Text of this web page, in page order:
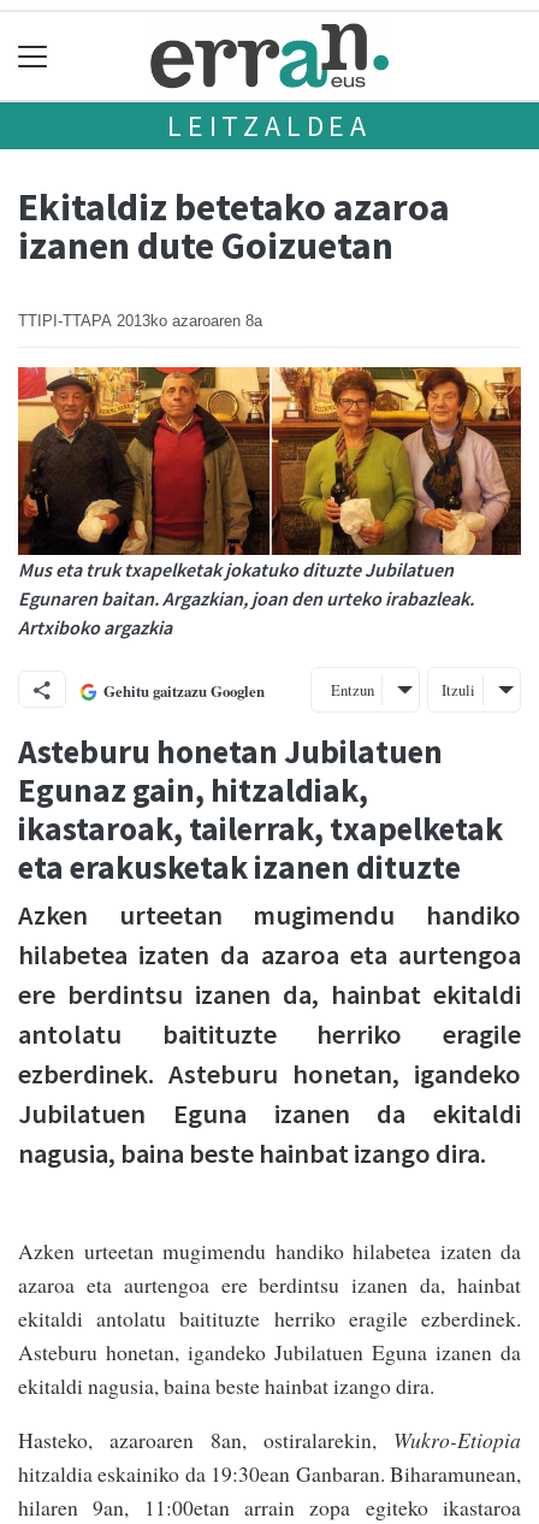
LEITZALDEA
Ekitaldiz betetako azaroa
izanen dute Goizuetan
TTIPI-TTAPA 2013ko azaroaren 8a
Mus eta truk txapelketak jokatuko dituzte Jubilatuen
Egunaren baitan. Argazkian, joan den urteko irabazleak.
Artxiboko argazkia
Gehitu gaitzazu Googlen Entzun Itzuli
Asteburu honetan Jubilatuen
Egunaz gain, hitzaldiak,
ikastaroak, tailerrak, txapelketak
eta erakusketak izanen dituzte
Azken urteetan mugimendu handiko
hilabetea izaten da azaroa eta aurtengoa
ere berdintsu izanen da, hainbat ekitaldi
antolatu baitituzte herriko eragile
ezberdinek. Asteburu honetan, igandeko
Jubilatuen Eguna izanen da ekitaldi
nagusia, baina beste hainbat izango dira.
Azken urteetan mugimendu handiko hilabetea izaten da
azaroa eta aurtengoa ere berdintsu izanen da, hainbat
ekitaldi antolatu baitituzte herriko eragile ezberdinek.
Asteburu honetan, igandeko Jubilatuen Eguna izanen da
ekitaldi nagusia, baina beste hainbat izango dira.
Hasteko, azaroaren 8an, ostiralarekin, Wukro-Etiopia
hitzaldia eskainiko da 19:30ean Ganbaran. Biharamunean,
hilaren 9an, 11:00etan arrain zopa egiteko ikastaroa